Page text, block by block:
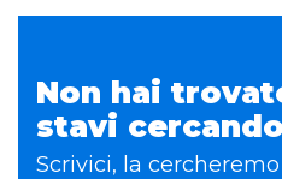
Non hai
stavi
Scrivici, la